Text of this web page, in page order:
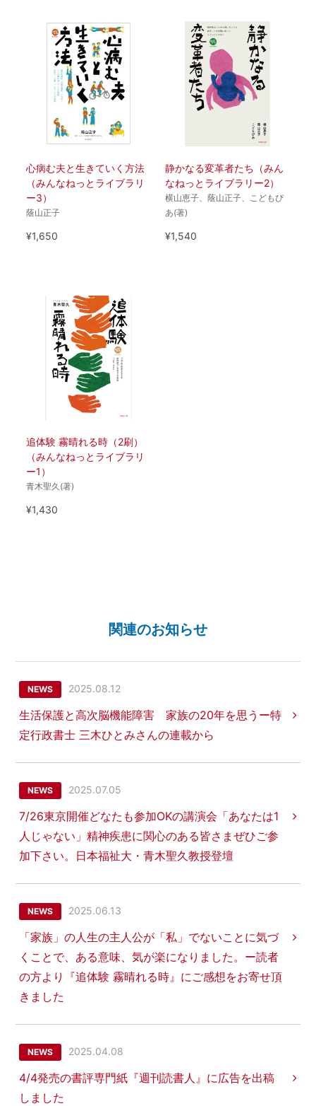
心病む夫と生きていく方法
（みんなねっとライブラリ
ー3）
蔭山正子
¥1,650
静かなる変革者たち（みん
なねっとライブラリー2）
横山恵子、蔭山正子、こどもぴ
あ(著)
¥1,540
追体験 霧晴れる時（2刷）
（みんなねっとライブラリ
ー1）
青木聖久(著)
¥1,430
関連のお知らせ
NEWS 2025.08.12
生活保護と高次脳機能障害 家族の20年を思うー特
定行政書士 三木ひとみさんの連載から
NEWS 2025.07.05
7/26東京開催どなたも参加OKの講演会「あなたは1
人じゃない」精神疾患に関心のある皆さまぜひご参
加下さい。日本福祉大・青木聖久教授登壇
NEWS 2025.06.13
「家族」の人生の主人公が「私」でないことに気づ
くことで、ある意味、気が楽になりました。ー読者
の方より『追体験 霧晴れる時』にご感想をお寄せ頂
きました
NEWS 2025.04.08
4/4発売の書評専門紙『週刊読書人』に広告を出稿
しました